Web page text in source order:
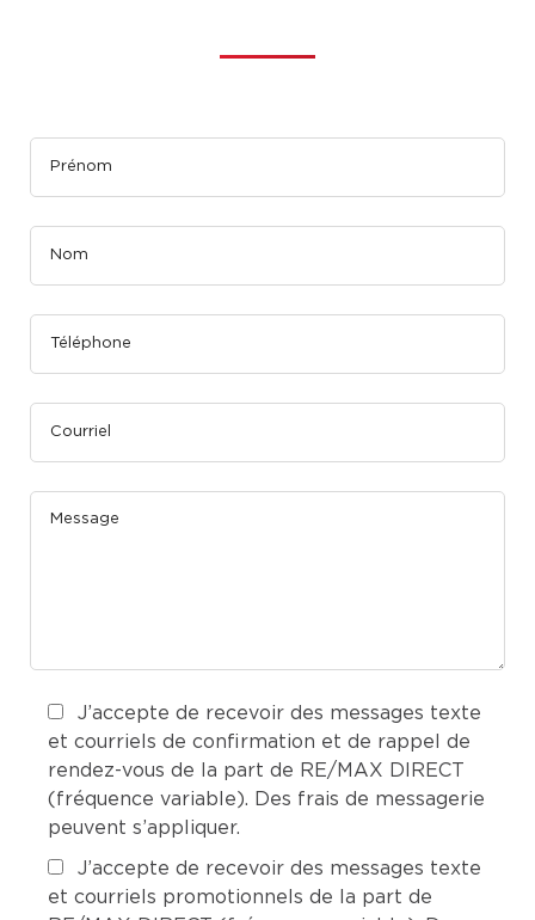
J’accepte de recevoir des messages texte
et courriels de confirmation et de rappel de
rendez-vous de la part de RE/MAX DIRECT
(fréquence variable). Des frais de messagerie
peuvent s’appliquer.
J’accepte de recevoir des messages texte
et courriels promotionnels de la part de